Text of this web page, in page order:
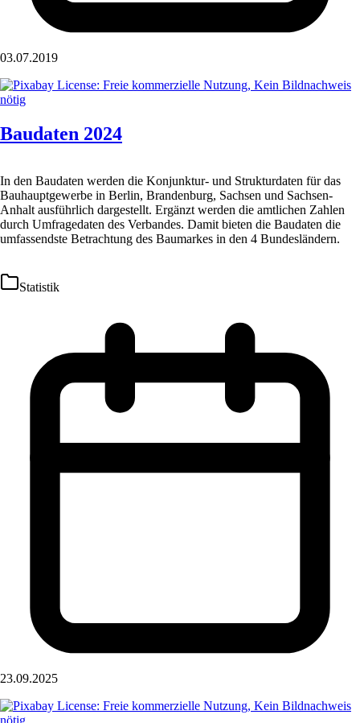
03.07.2019
Baudaten 2024
In den Baudaten werden die Konjunktur- und Strukturdaten für das
Bauhauptgewerbe in Berlin, Brandenburg, Sachsen und Sachsen-
Anhalt ausführlich dargestellt. Ergänzt werden die amtlichen Zahlen
durch Umfragedaten des Verbandes. Damit bieten die Baudaten die
umfassendste Betrachtung des Baumarkes in den 4 Bundesländern.
Statistik
23.09.2025